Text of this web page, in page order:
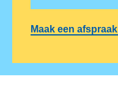
Maak een afspraak